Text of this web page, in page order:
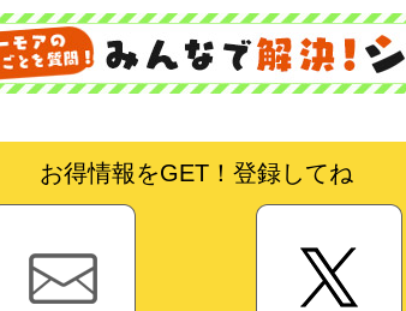
お得情報をGET！登録してね